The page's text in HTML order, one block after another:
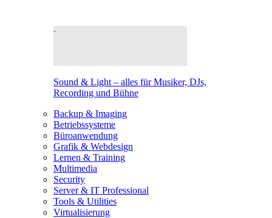
Sound & Light – alles für Musiker, DJs,
Recording und Bühne
Backup & Imaging
Betriebssysteme
Büroanwendung
Grafik & Webdesign
Lernen & Training
Multimedia
Security
Server & IT Professional
Tools & Utilities
Virtualisierung